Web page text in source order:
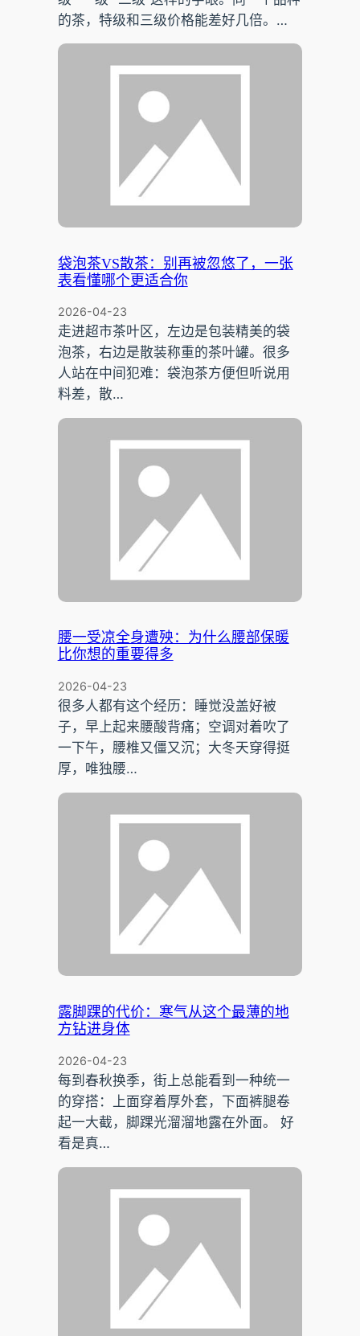
的茶，特级和三级价格能差好几倍。…
袋泡茶VS散茶：别再被忽悠了，一张
表看懂哪个更适合你
2026-04-23
走进超市茶叶区，左边是包装精美的袋
泡茶，右边是散装称重的茶叶罐。很多
人站在中间犯难：袋泡茶方便但听说用
料差，散…
腰一受凉全身遭殃：为什么腰部保暖
比你想的重要得多
2026-04-23
很多人都有这个经历：睡觉没盖好被
子，早上起来腰酸背痛；空调对着吹了
一下午，腰椎又僵又沉；大冬天穿得挺
厚，唯独腰…
露脚踝的代价：寒气从这个最薄的地
方钻进身体
2026-04-23
每到春秋换季，街上总能看到一种统一
的穿搭：上面穿着厚外套，下面裤腿卷
起一大截，脚踝光溜溜地露在外面。 好
看是真…